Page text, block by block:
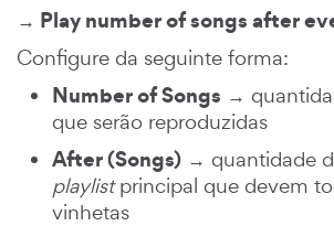
→ Play number of songs after
Configure da seguinte forma:
Number of Songs →
que serão reproduzidas
After (Songs) → quantidade
playlistprincipal que devem
vinhetas